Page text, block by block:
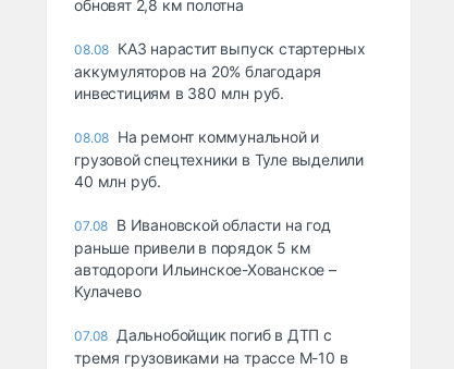
обновят 2,8 км полотна
08.08 КАЗ нарастит выпуск стартерных
аккумуляторов на 20% благодаря
инвестициям в 380 млн руб.
08.08 На ремонт коммунальной и
грузовой спецтехники в Туле выделили
40 млн руб.
07.08 В Ивановской области на год
раньше привели в порядок 5 км
автодороги Ильинское-Хованское –
Кулачево
07.08 Дальнобойщик погиб в ДТП с
тремя грузовиками на трассе М-10 в